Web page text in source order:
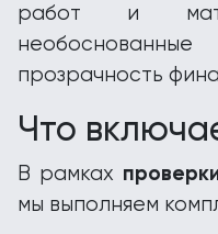
работ и
прозрачность
Что
В рамках
мы выполняем